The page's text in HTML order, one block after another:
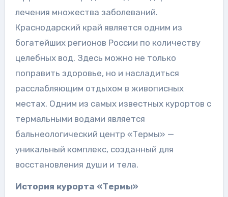
лечения множества заболеваний.
Краснодарский край является одним из
богатейших регионов России по количеству
целебных вод. Здесь можно не только
поправить здоровье, но и насладиться
расслабляющим отдыхом в живописных
местах. Одним из самых известных курортов с
термальными водами является
бальнеологический центр «Термы» —
уникальный комплекс, созданный для
восстановления души и тела.
История курорта «Термы»